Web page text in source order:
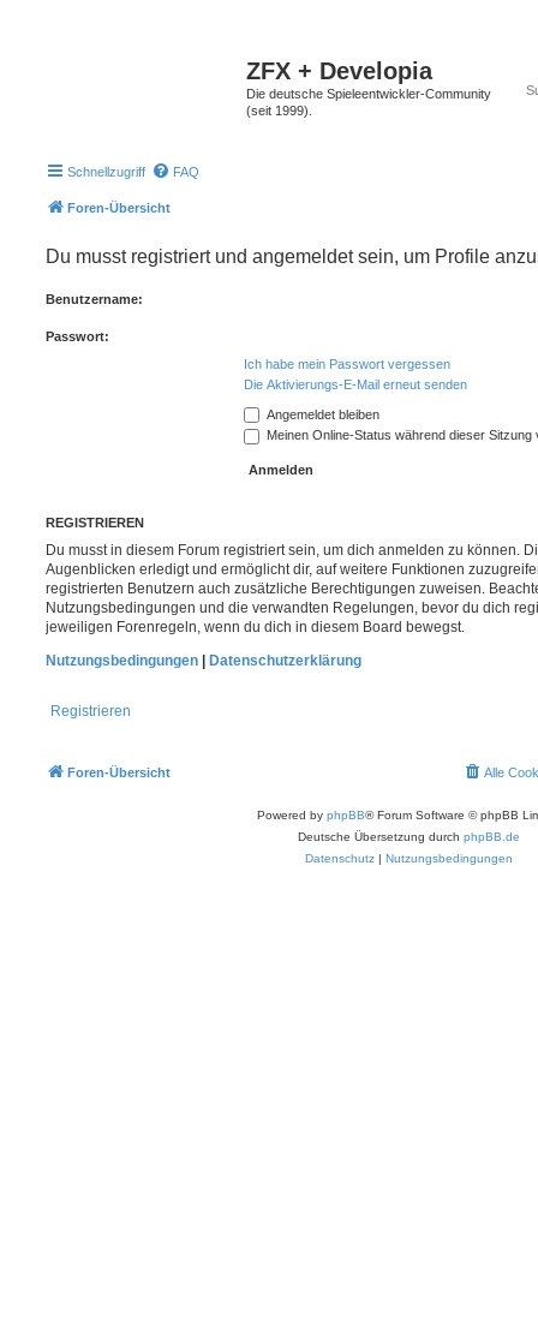
ZFX + Developia
Die deutsche Spieleentwickler-Community
(seit 1999).
Schnellzugriff FAQ
Foren-Übersicht
Du musst registriert und angemeldet sein, um Profile
Benutzername:
Passwort:
Ich habe mein Passwort vergessen
Die Aktivierungs-E-Mail erneut senden
Angemeldet bleiben
Meinen Online-Status während dieser Sitzung
REGISTRIEREN
Du musst in diesem Forum registriert sein, um dich anmelden zu können.
Augenblicken erledigt und ermöglicht dir, auf weitere Funktionen
registrierten Benutzern auch zusätzliche Berechtigungen zuweisen.
Nutzungsbedingungen und die verwandten Regelungen, bevor du dich
jeweiligen Forenregeln, wenn du dich in diesem Board bewegst.
Nutzungsbedingungen
Datenschutzerklärung
Registrieren
Foren-Übersicht Alle
Powered by phpBB® Forum Software © phpBB
Deutsche Übersetzung durch phpBB.de
Datenschutz | Nutzungsbedingungen